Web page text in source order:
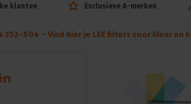
klanten Exclusieve A-merken
353–504 – Vind hier je LEE filters voor kleur en